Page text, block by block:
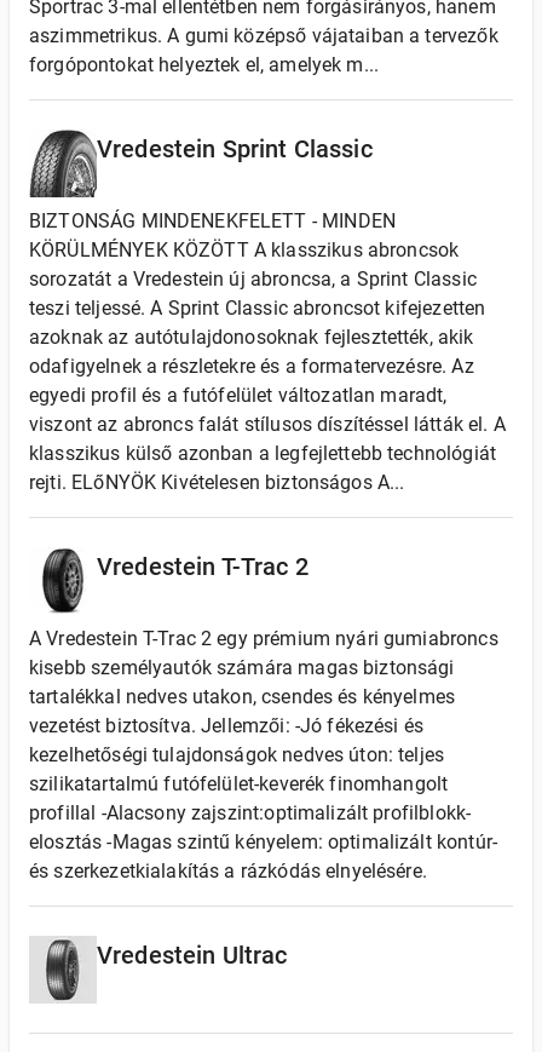
Sportrac 3-mal ellentétben nem forgásirányos, hanem
aszimmetrikus. A gumi középső vájataiban a tervezők
forgópontokat helyeztek el, amelyek m...
Vredestein Sprint Classic
BIZTONSÁG MINDENEKFELETT - MINDEN
KÖRÜLMÉNYEK KÖZÖTT A klasszikus abroncsok
sorozatát a Vredestein új abroncsa, a Sprint Classic
teszi teljessé. A Sprint Classic abroncsot kifejezetten
azoknak az autótulajdonosoknak fejlesztették, akik
odafigyelnek a részletekre és a formatervezésre. Az
egyedi profil és a futófelület változatlan maradt,
viszont az abroncs falát stílusos díszítéssel látták el. A
klasszikus külső azonban a legfejlettebb technológiát
rejti. ELőNYÖK Kivételesen biztonságos A...
Vredestein T-Trac 2
A Vredestein T-Trac 2 egy prémium nyári gumiabroncs
kisebb személyautók számára magas biztonsági
tartalékkal nedves utakon, csendes és kényelmes
vezetést biztosítva. Jellemzői: -Jó fékezési és
kezelhetőségi tulajdonságok nedves úton: teljes
szilikatartalmú futófelület-keverék finomhangolt
profillal -Alacsony zajszint:optimalizált profilblokk-
elosztás -Magas szintű kényelem: optimalizált kontúr-
és szerkezetkialakítás a rázkódás elnyelésére.
Vredestein Ultrac